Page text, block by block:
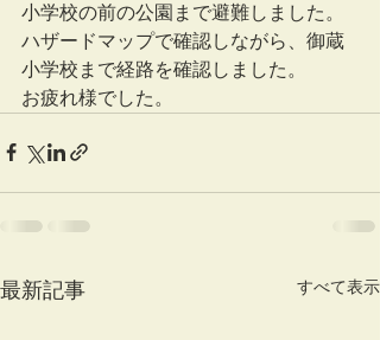
小学校の前の公園まで避難しました。
ハザードマップで確認しながら、御蔵
小学校まで経路を確認しました。
お疲れ様でした。
最新記事 すべて表示